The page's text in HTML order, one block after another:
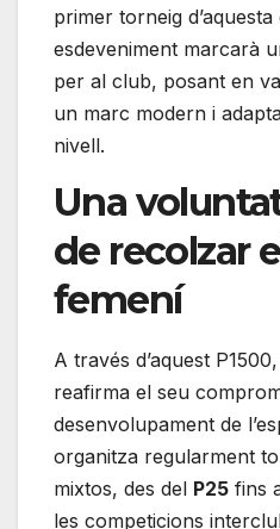
primer torneig
esdeveniment marcarà
per al club, posant en
un marc modern i
nivell.
Una
de recolzar
femení
A través d’aquest P1500,
reafirma el seu
desenvolupament de
organitza regularment
mixtos, des del P25 fins
les competicions